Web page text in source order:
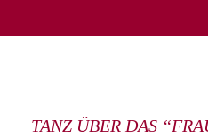
TANZ ÜBER DAS